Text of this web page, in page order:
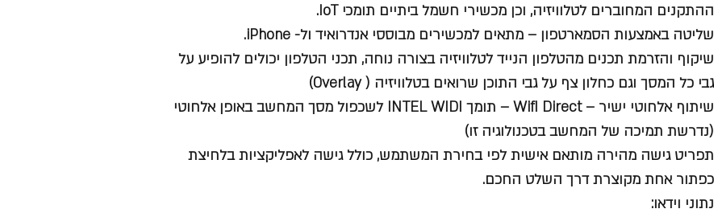
ההתקנים המחוברים לטלוויזיה, וכן מכשירי חשמל ביתיים תומכי IoT.
שליטה באמצעות הסמארטפון – מתאים למכשירים מבוססי אנדרואיד ול- iPhone.
שיקוף והזרמת תכנים מהטלפון הנייד לטלוויזיה בצורה נוחה, תכני הטלפון יכולים להופיע על
גבי כל המסך וגם כחלון צף על גבי התוכן שרואים בטלוויזיה ( Overlay)
שיתוף אלחוטי ישיר – WifI Direct – תומך INTEL WIDI לשכפול מסך המחשב באופן אלחוטי
(נדרשת תמיכה של המחשב בטכנולוגיה זו)
תפריט גישה מהירה מותאם אישית לפי בחירת המשתמש, כולל גישה לאפליקציות בלחיצת
כפתור אחת מקוצרת דרך השלט החכם.
נתוני וידאו: